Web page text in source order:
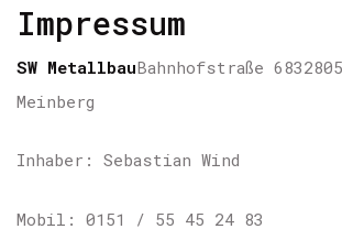
Impressum
SW MetallbauBahnhofstraße 68
Meinberg
Inhaber: Sebastian Wind
Mobil: 0151 / 55 45 24 83